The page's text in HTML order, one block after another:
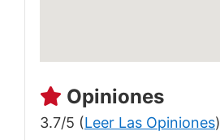
Opiniones
3.7/5 (Leer Las Opiniones)